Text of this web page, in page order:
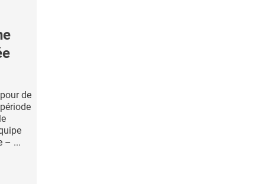
de
– ...